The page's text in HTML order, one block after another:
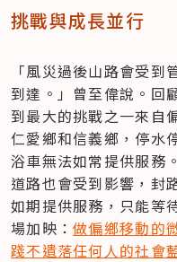
挑戰與成長並行
「風災過後山路會受
到達。」曾至偉說。回
到最大的挑戰之一來自
仁愛鄉和信義鄉，停水
浴車無法如常提供服務
道路也會受到影響，封
如期提供服務，只能等
場加映：做偏鄉移動的
踐不遺落任何人的社會